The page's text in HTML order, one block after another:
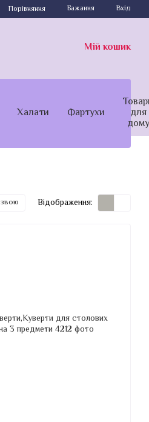
Порівняння Бажання Вхід
Мій кошик
Халати Фартухи для
дому
Відображення: